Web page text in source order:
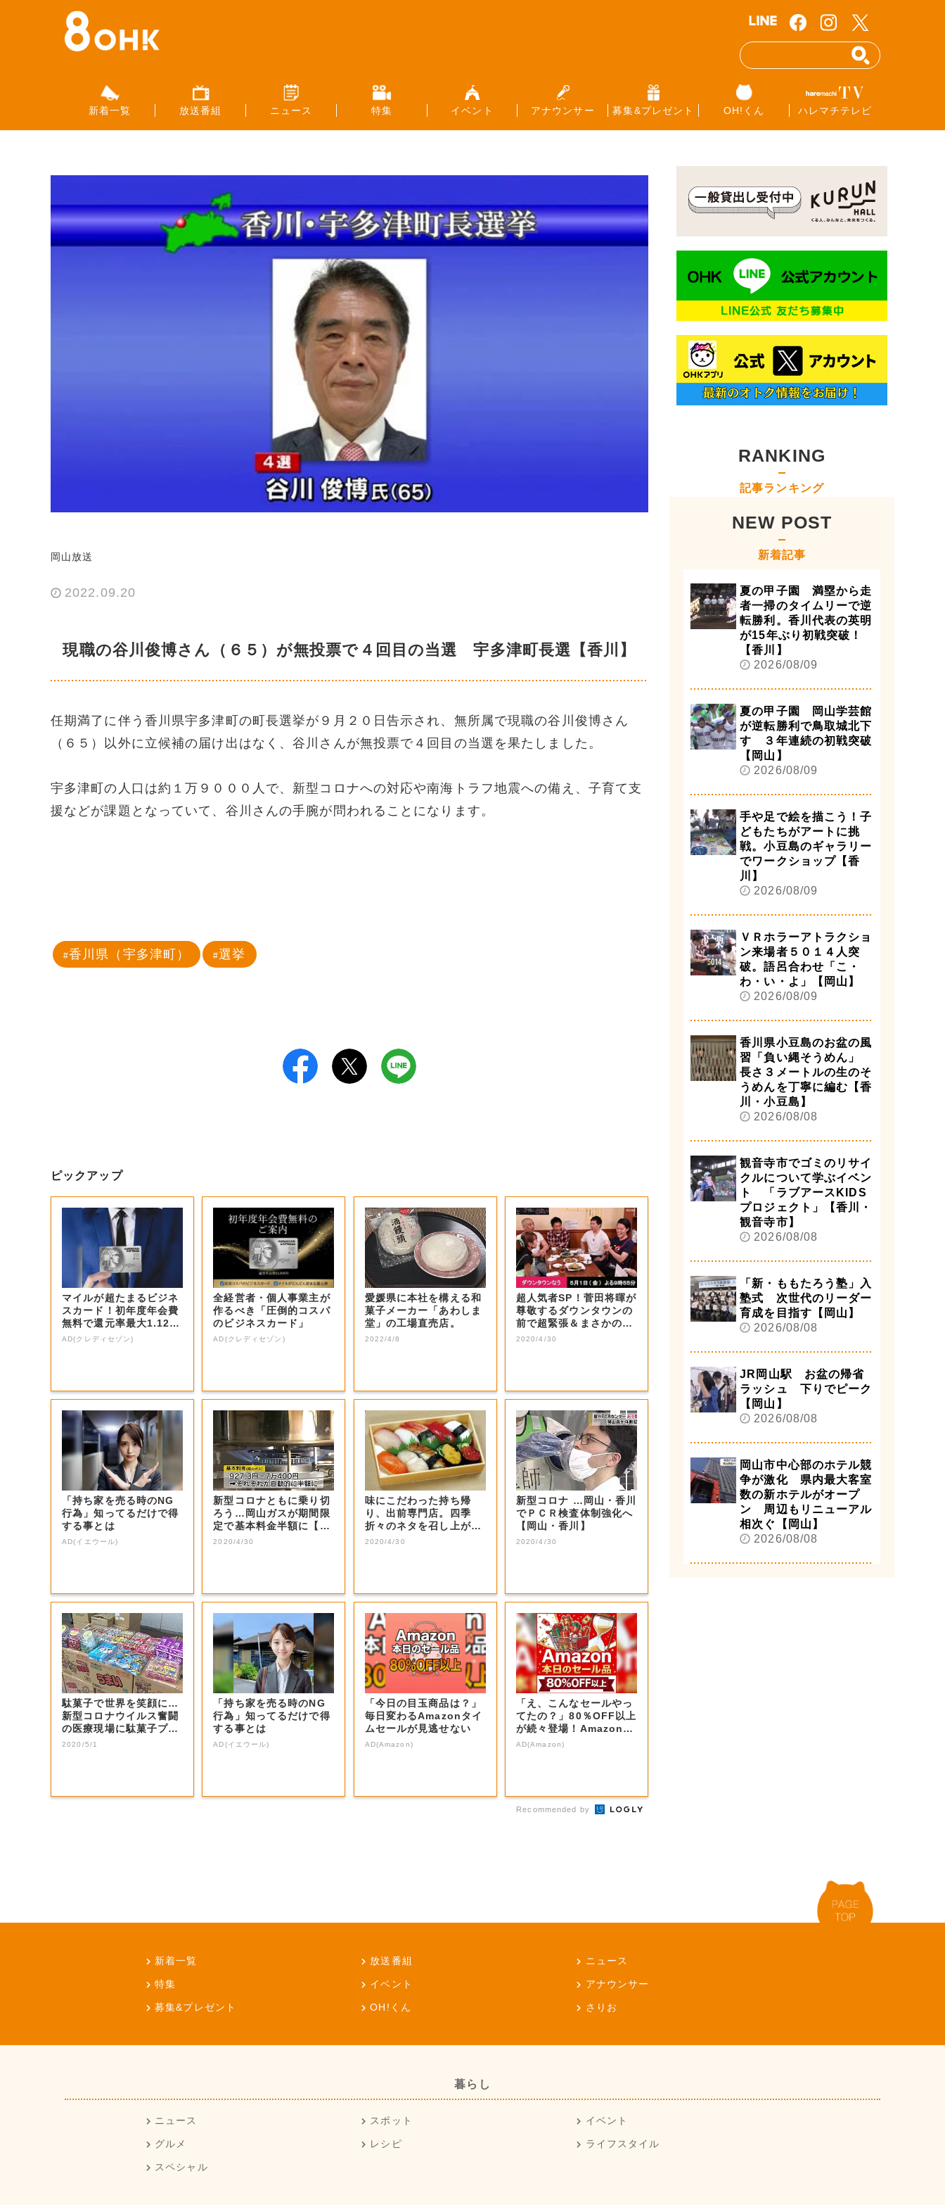
新着一覧 放送番組 ニュース 特集 イベント アナウンサー 募集&プレゼント OH!くん ハレマチテレビ
岡山放送
2022.09.20
現職の谷川俊博さん（６５）が無投票で４回目の当選 宇多津町長選【香川】
任期満了に伴う香川県宇多津町の町長選挙が９月２０日告示され、無所属で現職の谷川俊博さん
（６５）以外に立候補の届け出はなく、谷川さんが無投票で４回目の当選を果たしました。
宇多津町の人口は約１万９０００人で、新型コロナへの対応や南海トラフ地震への備え、子育て支
援などが課題となっていて、谷川さんの手腕が問われることになります。
香川県（宇多津町） 選挙
ピックアップ
マイルが超たまるビジネ
スカード！初年度年会費
無料で還元率最大1.12
5%
AD(クレディセゾン)
全経営者・個人事業主が
作るべき「圧倒的コスパ
のビジネスカード」
AD(クレディセゾン)
愛媛県に本社を構える和
菓子メーカー「あわしま
堂」の工場直売店。
2022/4/8
超人気者SP！菅田将暉が
尊敬するダウンタウンの
前で超緊張＆まさかの大
号泣！思いを...
2020/4/30
「持ち家を売る時のNG
行為」知ってるだけで得
する事とは
AD(イエウール)
新型コロナともに乗り切
ろう…岡山ガスが期間限
定で基本料金半額に【岡
山・岡山市】
2020/4/30
味にこだわった持ち帰
り、出前専門店。四季
折々のネタを召し上が
れ。
2020/4/30
新型コロナ …岡山・香川
でＰＣＲ検査体制強化へ
【岡山・香川】
2020/4/30
駄菓子で世界を笑顔に…
新型コロナウイルス奮闘
の医療現場に駄菓子プレ
ゼント【岡山】
2020/5/1
「持ち家を売る時のNG
行為」知ってるだけで得
する事とは
AD(イエウール)
「今日の目玉商品は？」
毎日変わるAmazonタイ
ムセールが見逃せない
AD(Amazon)
「え、こんなセールやっ
てたの？」80％OFF以上
が続々登場！Amazonの
本気が...
AD(Amazon)
Recommended by
RANKING
記事ランキング
NEW POST
新着記事
夏の甲子園 満塁から走
者一掃のタイムリーで逆
転勝利。香川代表の英明
が15年ぶり初戦突破！
【香川】
2026/08/09
夏の甲子園 岡山学芸館
が逆転勝利で鳥取城北下
す ３年連続の初戦突破
【岡山】
2026/08/09
手や足で絵を描こう！子
どもたちがアートに挑
戦。小豆島のギャラリー
でワークショップ【香
川】
2026/08/09
ＶＲホラーアトラクショ
ン来場者５０１４人突
破。語呂合わせ「こ・
わ・い・よ」【岡山】
2026/08/09
香川県小豆島のお盆の風
習「負い縄そうめん」
長さ３メートルの生のそ
うめんを丁寧に編む【香
川・小豆島】
2026/08/08
観音寺市でゴミのリサイ
クルについて学ぶイベン
ト 「ラブアースKIDS
プロジェクト」【香川・
観音寺市】
2026/08/08
「新・ももたろう塾」入
塾式 次世代のリーダー
育成を目指す【岡山】
2026/08/08
JR岡山駅 お盆の帰省
ラッシュ 下りでピーク
【岡山】
2026/08/08
岡山市中心部のホテル競
争が激化 県内最大客室
数の新ホテルがオープ
ン 周辺もリニューアル
相次ぐ【岡山】
2026/08/08
新着一覧 放送番組 ニュース
特集 イベント アナウンサー
募集&プレゼント OH!くん さりお
暮らし
ニュース スポット イベント
グルメ レシピ ライフスタイル
スペシャル